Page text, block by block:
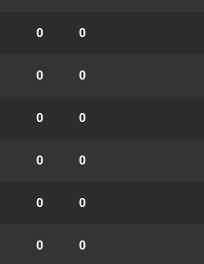
0
0
0
0
0
0
0
0
0
0
0
0